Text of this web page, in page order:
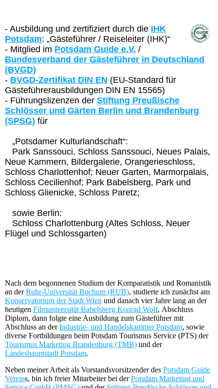
- Ausbildung und zertifiziert durch die IHK
Potsdam: „Gästeführer / Reiseleiter (IHK)“
- Mitglied im Potsdam Guide e.V. /
Bundesverband der Gästeführer in Deutschland
(BVGD)
- BVGD-Zertifikat DIN EN (EU-Standard für
Gästeführerausbildungen DIN EN 15565)
- Führungslizenzen der Stiftung Preußische
Schlösser und Gärten Berlin und Brandenburg
(SPSG) für
„Potsdamer Kulturlandschaft“:
Park Sanssouci, Schloss Sanssouci, Neues Palais,
Neue Kammern, Bildergalerie, Orangerieschloss,
Schloss Charlottenhof; Neuer Garten, Marmorpalais,
Schloss Cecilienhof; Park Babelsberg, Park und
Schloss Glienicke, Schloss Paretz;
sowie Berlin:
Schloss Charlottenburg (Altes Schloss, Neuer
Flügel und Schlossgarten)
Nach dem begonnenen Studium der Komparatistik und Romanistik
an derRuhr-Universität Bochum (RUB), studierte ich zunächst am
Konservatorium der Stadt Wien und danach vier Jahre lang an der
heutigen Filmuniversität Babelsberg Konrad Wolf, Abschluss
Diplom, dann folgte eine Ausbildung zum Gästeführer mit
Abschluss an derIndustrie- und Handelskammer Potsdam, sowie
diverse Fortbildungen beim Potsdam Tourismus Service (PTS) der
Tourismus Marketing Brandenburg (TMB) und der
Landeshauptstadt Potsdam.
Neben meiner Arbeit als Vorstandsvorsitzender des Potsdam Guide
Vereins, bin ich freier Mitarbeiter bei derPotsdam Marketing und